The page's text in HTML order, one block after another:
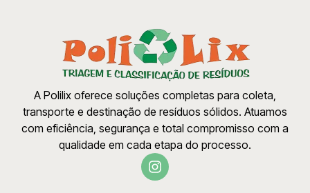
A Polilix oferece soluções completas para coleta,
transporte e destinação de resíduos sólidos. Atuamos
com eficiência, segurança e total compromisso com a
qualidade em cada etapa do processo.